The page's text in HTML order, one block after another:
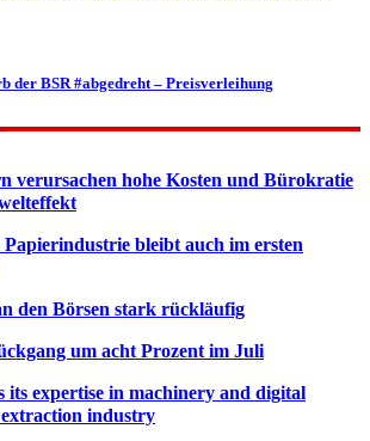
der BSR #abgedreht – Preisverleihung
verursachen hohe Kosten und Bürokratie
bleibt auch im ersten
den Börsen stark rückläufig
um acht Prozent im Juli
its expertise in machinery and digital
industry